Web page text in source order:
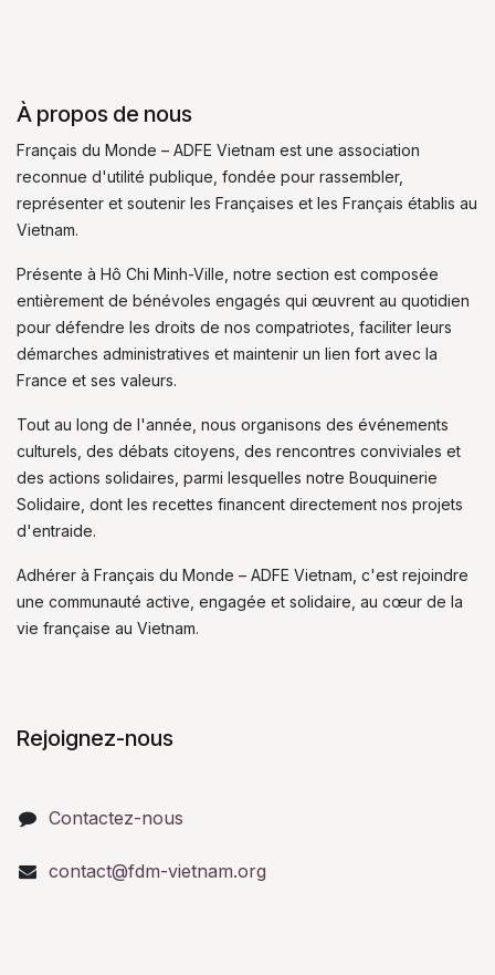
À propos de nous
Français du Monde – ADFE Vietnam est une association
reconnue d'utilité publique, fondée pour rassembler,
représenter et soutenir les Françaises et les Français établis au
Vietnam.
Présente à Hô Chi Minh-Ville, notre section est composée
entièrement de bénévoles engagés qui œuvrent au quotidien
pour défendre les droits de nos compatriotes, faciliter leurs
démarches administratives et maintenir un lien fort avec la
France et ses valeurs.
Tout au long de l'année, nous organisons des événements
culturels, des débats citoyens, des rencontres conviviales et
des actions solidaires, parmi lesquelles notre Bouquinerie
Solidaire, dont les recettes financent directement nos projets
d'entraide.
Adhérer à Français du Monde – ADFE Vietnam, c'est rejoindre
une communauté active, engagée et solidaire, au cœur de la
vie française au Vietnam.
Rejoignez-nous
Contactez-nous
contact@fdm-vietnam.org